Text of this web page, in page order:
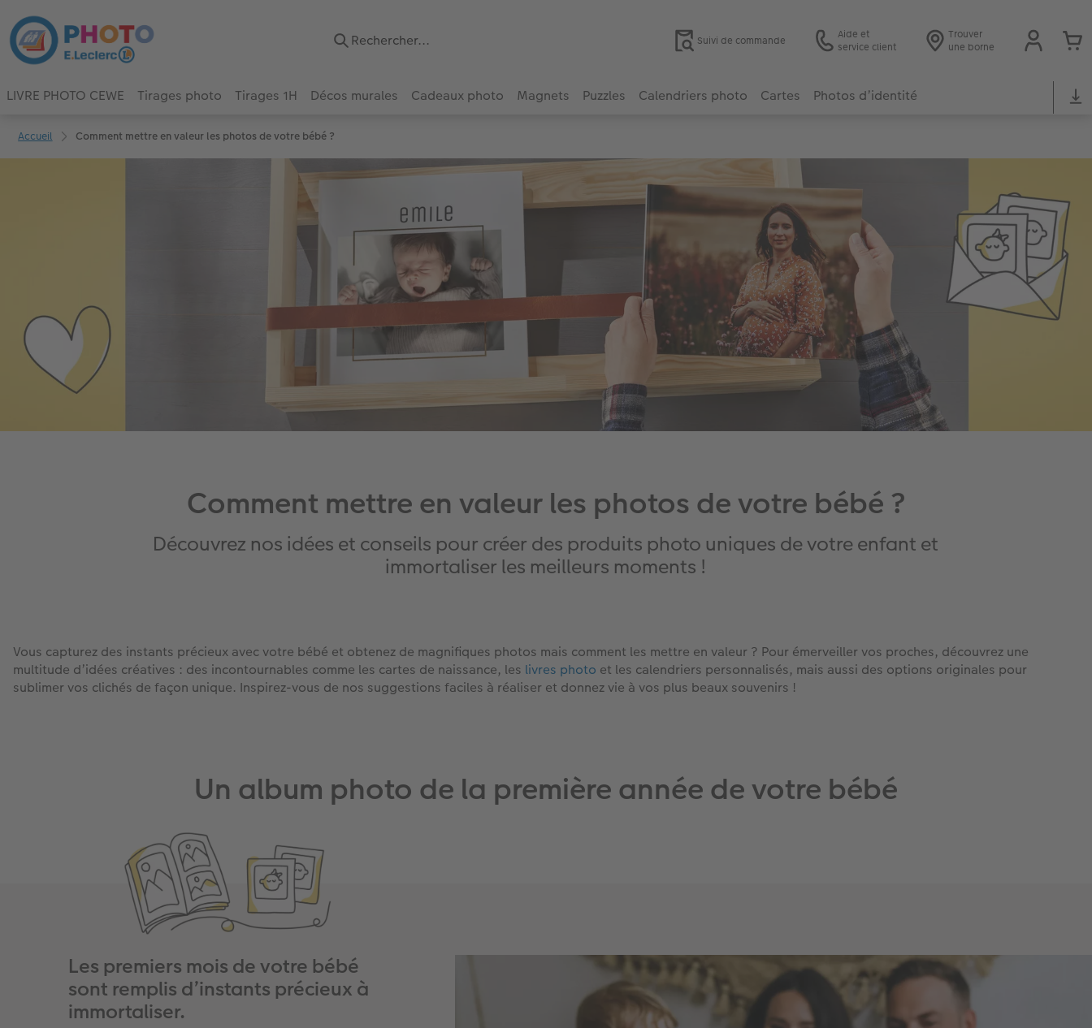
Suivi de commande
Aide et
service client
Trouver
une borne
LIVRE PHOTO CEWE Tirages photo Tirages 1H Décos murales Cadeaux photo Magnets Puzzles Calendriers photo Cartes Photos d’identité
Accueil Comment mettre en valeur les photos de votre bébé ?
Comment mettre en valeur les photos de votre bébé ?
Découvrez nos idées et conseils pour créer des produits photo uniques de votre enfant et
immortaliser les meilleurs moments !
Vous capturez des instants précieux avec votre bébé et obtenez de magnifiques photos mais comment les mettre en valeur ? Pour émerveiller vos proches, découvrez une
multitude d’idées créatives : des incontournables comme les cartes de naissance, les livres photo et les calendriers personnalisés, mais aussi des options originales pour
sublimer vos clichés de façon unique. Inspirez-vous de nos suggestions faciles à réaliser et donnez vie à vos plus beaux souvenirs !
Un album photo de la première année de votre bébé
Les premiers mois de votre bébé
sont remplis d’instants précieux à
immortaliser.